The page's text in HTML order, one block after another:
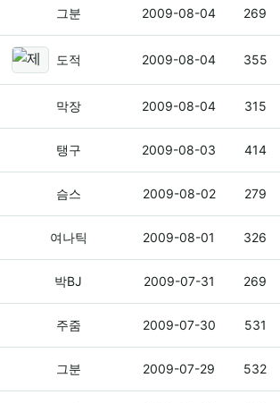
근데 기사같은거 막 퍼오면(3)
그분 2009-08-04 269
제가 별에 관심이 많은데요 이게
도적 2009-08-04 355
해충에서 왓스빈다. (1)
막장 2009-08-04 315
씹덕넷이 뽐뿌를 이기려면 몇년걸리나요?
탱구 2009-08-03 414
쥔장님~~(2)
슴스 2009-08-02 279
여나틱 사고싶어서 그러는데요!!
여나틱 2009-08-01 326
궁금한게 있는데요 (6)
박BJ 2009-07-31 269
여기가 혹시 무릎이 닿기도전에 댓글이
주줌 2009-07-30 531
니들 질문 올리면 내가 진짜 친절하게 답
그분 2009-07-29 532